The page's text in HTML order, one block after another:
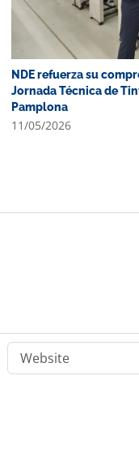
NDE refuerza su
Jornada Técnica de
Pamplona
11/05/2026